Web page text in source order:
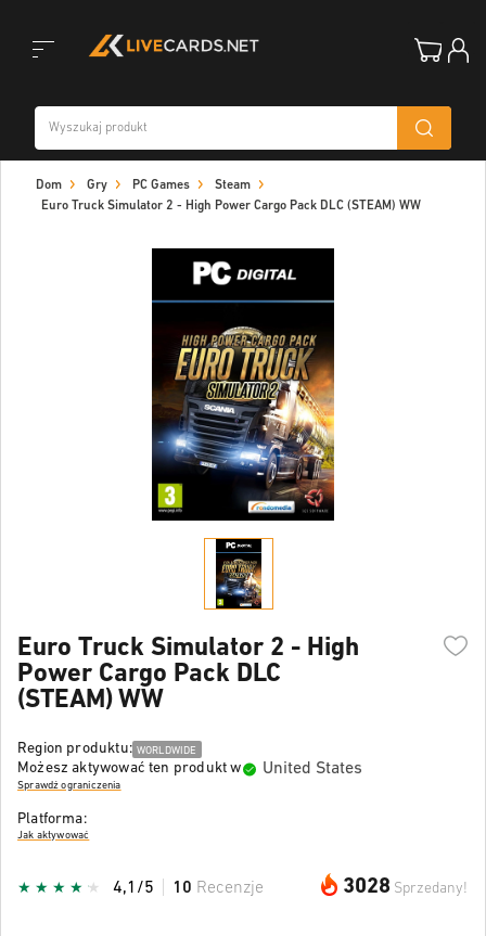
navigation
Dom Gry PC Games
Steam
Euro Truck Simulator 2 - High Power Cargo Pack DLC (STEAM) WW
Euro Truck Simulator 2 - High
Power Cargo Pack DLC
(STEAM) WW
Region produktu: WORLDWIDE
Możesz aktywować ten produkt w United States
Sprawdź ograniczenia
Platforma:
Jak aktywować
3028 Sprzedany!
4,1/5 10 Recenzje